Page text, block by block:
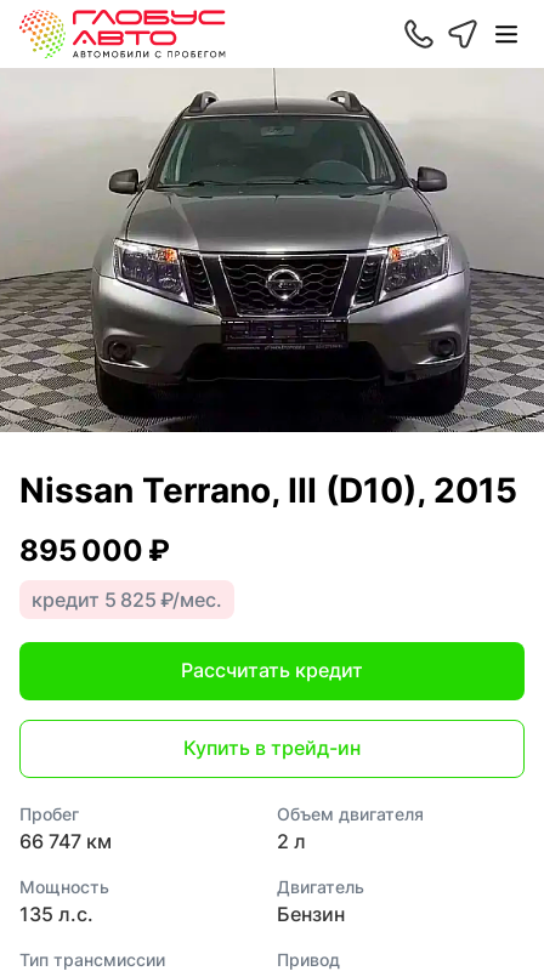
Nissan Terrano, III (D10), 2015
895 000 ₽
кредит 5 825 ₽/мес.
Рассчитать кредит
Купить в трейд-ин
Пробег
66 747 км
Объем двигателя
2 л
Мощность
135 л.с.
Двигатель
Бензин
Тип трансмиссии Привод